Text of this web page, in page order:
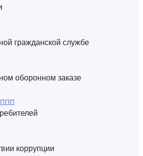
гражданской службе
оборонном заказе
коррупции